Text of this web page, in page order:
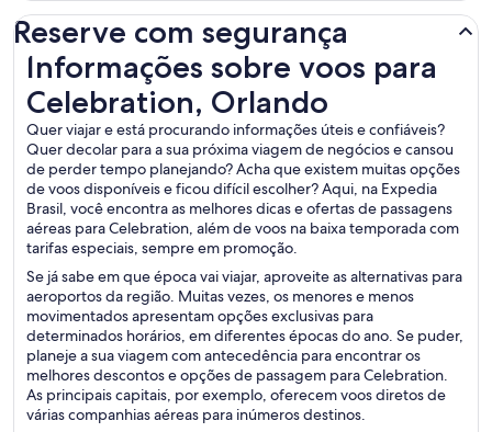
Reserve com segurança
Informações sobre voos para
Celebration, Orlando
Quer viajar e está procurando informações úteis e confiáveis?
Quer decolar para a sua próxima viagem de negócios e cansou
de perder tempo planejando? Acha que existem muitas opções
de voos disponíveis e ficou difícil escolher? Aqui, na Expedia
Brasil, você encontra as melhores dicas e ofertas de passagens
aéreas para Celebration, além de voos na baixa temporada com
tarifas especiais, sempre em promoção.
Se já sabe em que época vai viajar, aproveite as alternativas para
aeroportos da região. Muitas vezes, os menores e menos
movimentados apresentam opções exclusivas para
determinados horários, em diferentes épocas do ano. Se puder,
planeje a sua viagem com antecedência para encontrar os
melhores descontos e opções de passagem para Celebration.
As principais capitais, por exemplo, oferecem voos diretos de
várias companhias aéreas para inúmeros destinos.
Informações sobre voos para Celebration, Orlando